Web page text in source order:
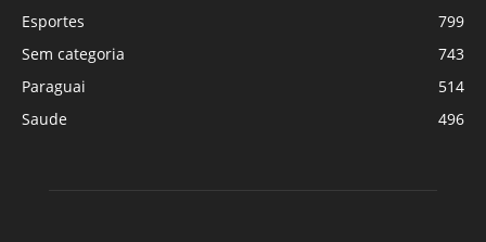
Esportes
799
Sem categoria
743
Paraguai
514
Saude
496